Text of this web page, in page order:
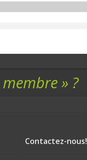
» ?
Contactez-nous!